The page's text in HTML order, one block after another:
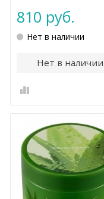
810 руб.
Нет в наличии
Нет в наличии